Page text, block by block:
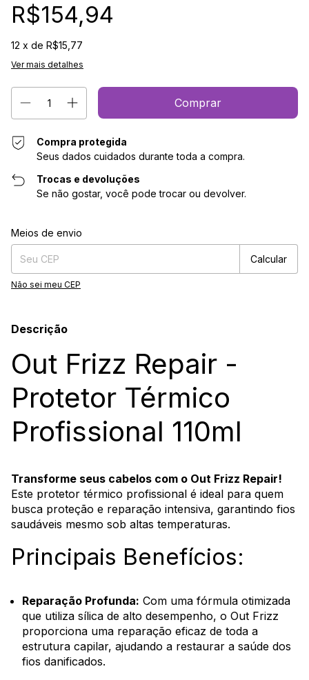
R$154,94
12 x de R$15,77
Ver mais detalhes
Compra protegida
Seus dados cuidados durante toda a compra.
Trocas e devoluções
Se não gostar, você pode trocar ou devolver.
Entregas para o CEP:
Meios de envio
Calcular
Não sei meu CEP
Descrição
Out Frizz Repair -
Protetor Térmico
Profissional 110ml
Transforme seus cabelos com o Out Frizz Repair!
Este protetor térmico profissional é ideal para quem
busca proteção e reparação intensiva, garantindo fios
saudáveis mesmo sob altas temperaturas.
Principais Benefícios:
Reparação Profunda: Com uma fórmula otimizada
que utiliza sílica de alto desempenho, o Out Frizz
proporciona uma reparação eficaz de toda a
estrutura capilar, ajudando a restaurar a saúde dos
fios danificados.